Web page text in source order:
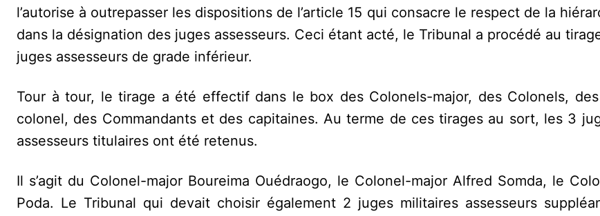
l’autorise à outrepasser les dispositions de l’article 15 qui consacre le respect de la
dans la désignation des juges assesseurs. Ceci étant acté, le Tribunal a procédé au
juges assesseurs de grade inférieur.
Tour à tour, le tirage a été effectif dans le box des Colonels-major, des Colonels,
colonel, des Commandants et des capitaines. Au terme de ces tirages au sort, les 3
assesseurs titulaires ont été retenus.
Il s’agit du Colonel-major Boureima Ouédraogo, le Colonel-major Alfred Somda, le
Poda. Le Tribunal qui devait choisir également 2 juges militaires assesseurs